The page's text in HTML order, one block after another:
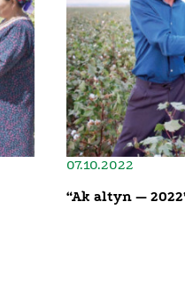
07.10.2022
“Ak altyn —